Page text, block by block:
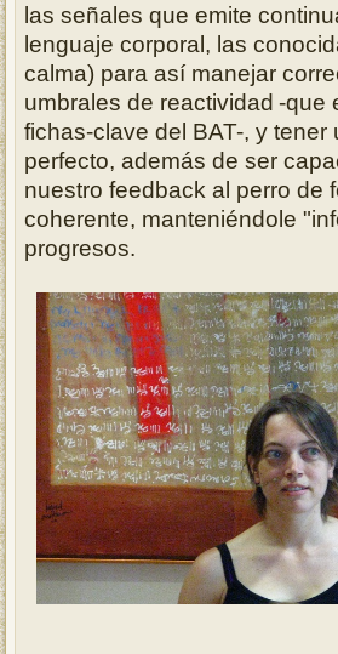
las señales que emite
lenguaje corporal, las
calma) para así manejar
umbrales de reactividad -que
fichas-clave del BAT-, y tener
perfecto, además de ser
nuestro feedback al perro de
coherente, manteniéndole
progresos.